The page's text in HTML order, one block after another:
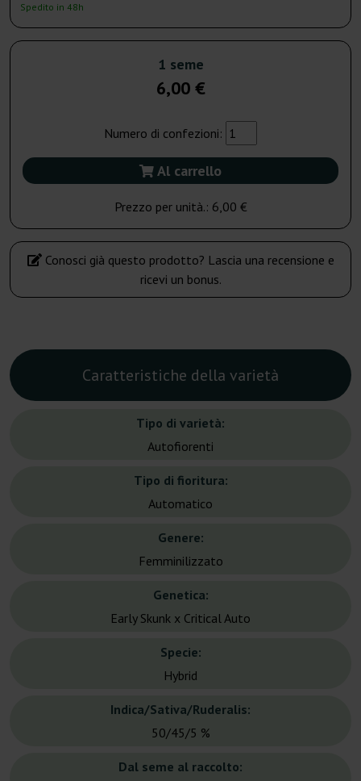
Spedito in 48h
1 seme
6,00 €
Numero di confezioni:
Al carrello
Prezzo per unità.: 6,00 €
Conosci già questo prodotto? Lascia una recensione e
ricevi un bonus.
Caratteristiche della varietà
Tipo di varietà:
Autofiorenti
Tipo di fioritura:
Automatico
Genere:
Femminilizzato
Genetica:
Early Skunk x Critical Auto
Specie:
Hybrid
Indica/Sativa/Ruderalis:
50/45/5 %
Dal seme al raccolto: